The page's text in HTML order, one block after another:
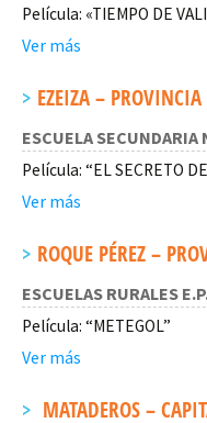
Película: «TIEMPO DE
Ver más
EZEIZA –
ESCUELA SECUNDARIA
Película: “EL SECRETO
Ver más
ROQUE PÉREZ –
ESCUELAS RURALES
Película: “METEGOL”
Ver más
MATADEROS –